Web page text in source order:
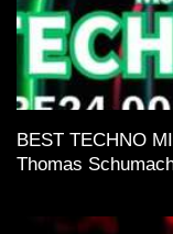
BEST TECHNO
Thomas